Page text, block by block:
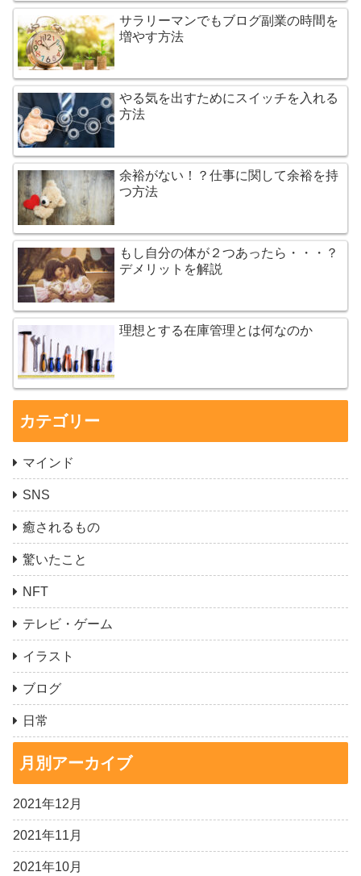
サラリーマンでもブログ副業の時間を
増やす方法
やる気を出すためにスイッチを入れる
方法
余裕がない！？仕事に関して余裕を持
つ方法
もし自分の体が２つあったら・・・？
デメリットを解説
理想とする在庫管理とは何なのか
カテゴリー
マインド
SNS
癒されるもの
驚いたこと
NFT
テレビ・ゲーム
イラスト
ブログ
日常
月別アーカイブ
2021年12月
2021年11月
2021年10月